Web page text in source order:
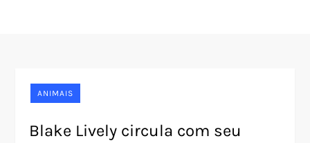
ANIMAIS
Blake Lively circula com seu